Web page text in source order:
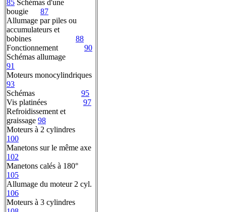
85 Schémas d'une
bougie 87
Allumage par piles ou
accumulateurs et
bobines 88
Fonctionnement 90
Schémas allumage
91
Moteurs monocylindriques
93
Schémas 95
Vis platinées 97
Refroidissement et
graissage 98
Moteurs à 2 cylindres
100
Manetons sur le même axe
102
Manetons calés à 180°
105
Allumage du moteur 2 cyl.
106
Moteurs à 3 cylindres